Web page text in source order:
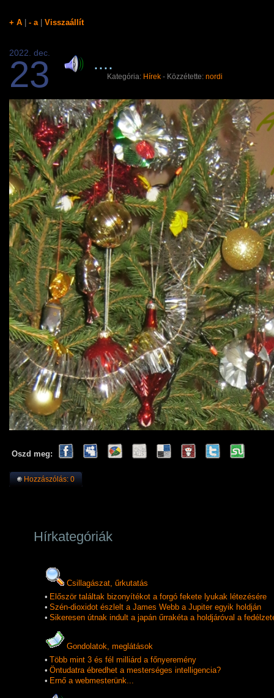
+ A - a| Visszaállít
2022. dec.
23 ....
Kategória: Hí­rek - Közzétette: nordi
Oszd meg:
Hozzászólás: 0
Hírkategóriák
Csillagászat, űrkutatás
• Először találtak bizonyítékot a forgó fekete lyukak létezésére
• Szén-dioxidot észlelt a James Webb a Jupiter egyik holdján
• Sikeresen útnak indult a japán űrrakéta a holdjáróval a
Gondolatok, meglátások
• Több mint 3 és fél milliárd a főnyeremény
• Öntudatra ébredhet a mesterséges intelligencia?
• Ernő a webmesterünk...